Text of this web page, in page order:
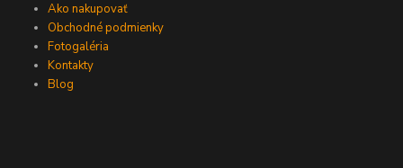
Ako nakupovať
Obchodné podmienky
Fotogaléria
Kontakty
Blog